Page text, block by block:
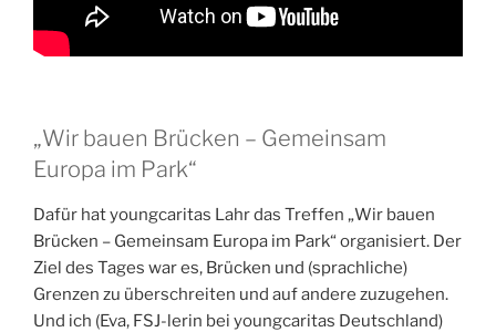
„Wir bauen Brücken – Gemeinsam
Europa im Park“
Dafür hat youngcaritas Lahr das Treffen „Wir bauen
Brücken – Gemeinsam Europa im Park“ organisiert. Der
Ziel des Tages war es, Brücken und (sprachliche)
Grenzen zu überschreiten und auf andere zuzugehen.
Und ich (Eva, FSJ-lerin bei youngcaritas Deutschland)